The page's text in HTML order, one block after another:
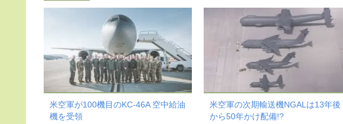
米空軍が100機目のKC-46A 空中給油
機を受領
米空軍の次期輸送機NGALは13年後
から50年かけ配備!?